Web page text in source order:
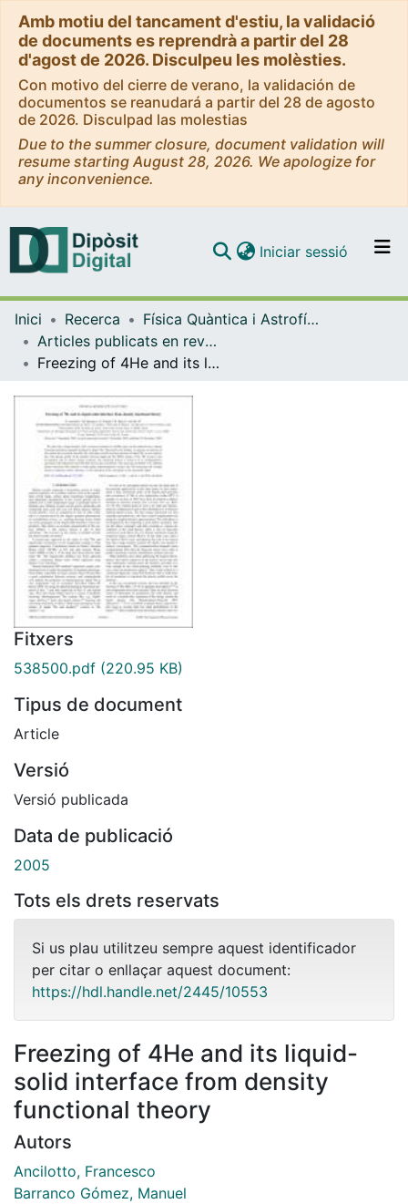
Amb motiu del tancament d'estiu, la validació
de documents es reprendrà a partir del 28
d'agost de 2026. Disculpeu les molèsties.
Con motivo del cierre de verano, la validación de
documentos se reanudará a partir del 28 de agosto
de 2026. Disculpad las molestias
Due to the summer closure, document validation will
resume starting August 28, 2026. We apologize for
any inconvenience.
Navega per tot el DD
Com publicar
Contacte
Iniciar sessió (current)
Inici Recerca
Física Quàntica i Astrofísica
Articles publicats en revistes (Física Quàntica i Astrofísica)
Freezing of 4He and its liquid-solid interface from density functional theory
Fitxers
538500.pdf (220.95 KB)
Tipus de document
Article
Versió
Versió publicada
Data de publicació
2005
Tots els drets reservats
Si us plau utilitzeu sempre aquest identificador
per citar o enllaçar aquest document:
https://hdl.handle.net/2445/10553
Freezing of 4He and its liquid-
solid interface from density
functional theory
Autors
Ancilotto, Francesco
Barranco Gómez, Manuel